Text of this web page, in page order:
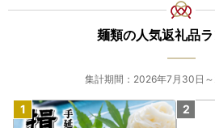
麺類の人気返礼品
集計期間：2026年7月30日